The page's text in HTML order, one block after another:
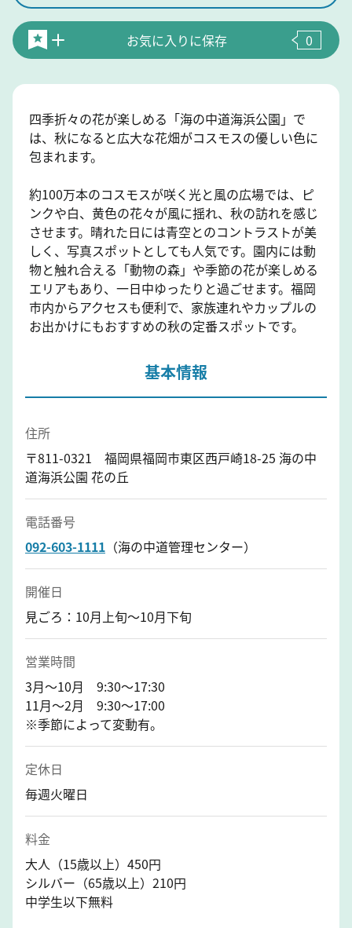
お気に入りに保存 0
四季折々の花が楽しめる「海の中道海浜公園」で
は、秋になると広大な花畑がコスモスの優しい色に
包まれます。
約100万本のコスモスが咲く光と風の広場では、ピ
ンクや白、黄色の花々が風に揺れ、秋の訪れを感じ
させます。晴れた日には青空とのコントラストが美
しく、写真スポットとしても人気です。園内には動
物と触れ合える「動物の森」や季節の花が楽しめる
エリアもあり、一日中ゆったりと過ごせます。福岡
市内からアクセスも便利で、家族連れやカップルの
お出かけにもおすすめの秋の定番スポットです。
基本情報
住所
〒811-0321 福岡県福岡市東区西戸崎18-25 海の中
道海浜公園 花の丘
電話番号
092-603-1111 （海の中道管理センター）
開催日
見ごろ：10月上旬～10月下旬
営業時間
3月～10月 9:30～17:30
11月～2月 9:30～17:00
※季節によって変動有。
定休日
毎週火曜日
料金
大人（15歳以上）450円
シルバー（65歳以上）210円
中学生以下無料